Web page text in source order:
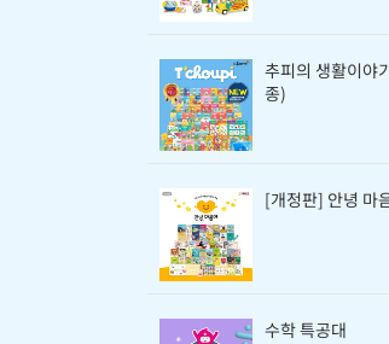
추피의 생활이야
종)
[개정판] 안녕 마
수학 특공대